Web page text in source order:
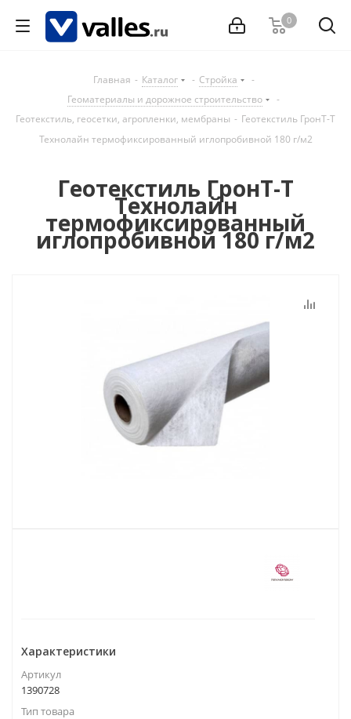
0
Главная - Каталог - Стройка
-
Геоматериалы и дорожное строительство
-
Геотекстиль, геосетки, агропленки, мембраны - Геотекстиль ГронТ-Т
Технолайн термофиксированный иглопробивной 180 г/м2
Геотекстиль ГронТ-Т
Технолайн
термофиксированный
иглопробивной 180 г/м2
Характеристики
Артикул
1390728
Тип товара